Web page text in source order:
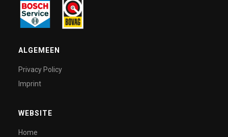
ALGEMEEN
Privacy Policy
Imprint
WEBSITE
Home